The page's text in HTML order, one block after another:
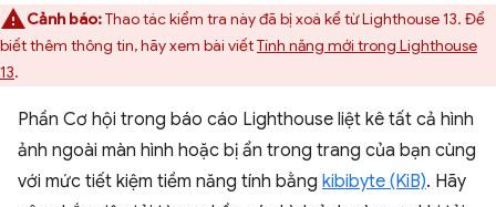
Cảnh báo:Thao tác kiểm tra này đã bị xoá kể từ Lighthouse 13. Để
biết thêm thông tin, hãy xem bài viếtTính năng mới trong Lighthouse
13.
Phần Cơ hội trong báo cáo Lighthouse liệt kê tất cả hình
ảnh ngoài màn hình hoặc bị ẩn trong trang của bạn cùng
với mức tiết kiệm tiềm năng tính bằng kibibyte (KiB). Hãy